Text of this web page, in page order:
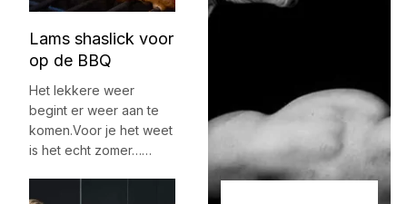
Lams shaslick voor
op de BBQ
Het lekkere weer
begint er weer aan te
komen.Voor je het weet
is het echt zomer……